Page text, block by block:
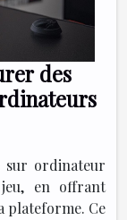
des
sur ordinateur
en offrant
plateforme. Ce